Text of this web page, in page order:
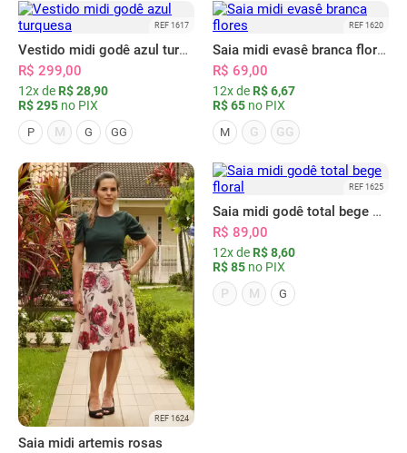
REF 1617
Vestido midi godê azul turquesa
R$ 299,00
12x de R$ 28,90
R$ 295 no PIX
P M G GG
REF 1620
Saia midi evasê branca flores
R$ 69,00
12x de R$ 6,67
R$ 65 no PIX
M G GG
REF 1624
Saia midi artemis rosas
REF 1625
Saia midi godê total bege floral
R$ 89,00
12x de R$ 8,60
R$ 85 no PIX
P
M G